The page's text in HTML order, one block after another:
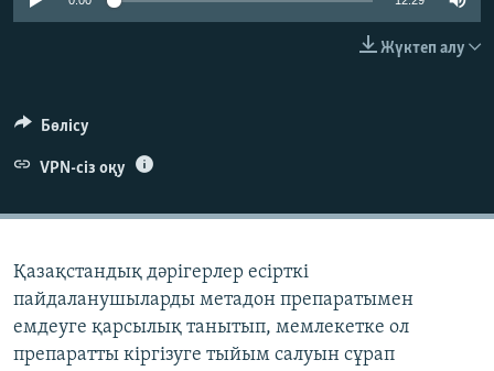
ЖАЗЫЛЫҢЫЗ
Басқа тілдерде
Жүктеп алу
Бөлісу
VPN-сіз оқу
Қазақстандық дәрігерлер есірткі
пайдаланушыларды метадон препаратымен
емдеуге қарсылық танытып, мемлекетке ол
препаратты кіргізуге тыйым салуын сұрап